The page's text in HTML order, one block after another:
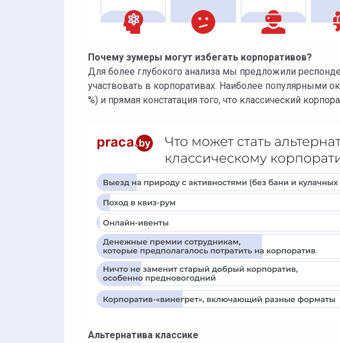
Почему зумеры могут избегать корпоративов?
Для более глубокого анализа мы предложили
участвовать в корпоративах. Наиболее популярными
%) и прямая констатация того, что классический
Альтернатива классике